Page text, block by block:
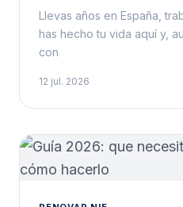
Llevas años en España,
has hecho tu vida aquí y,
con
12 jul. 2026